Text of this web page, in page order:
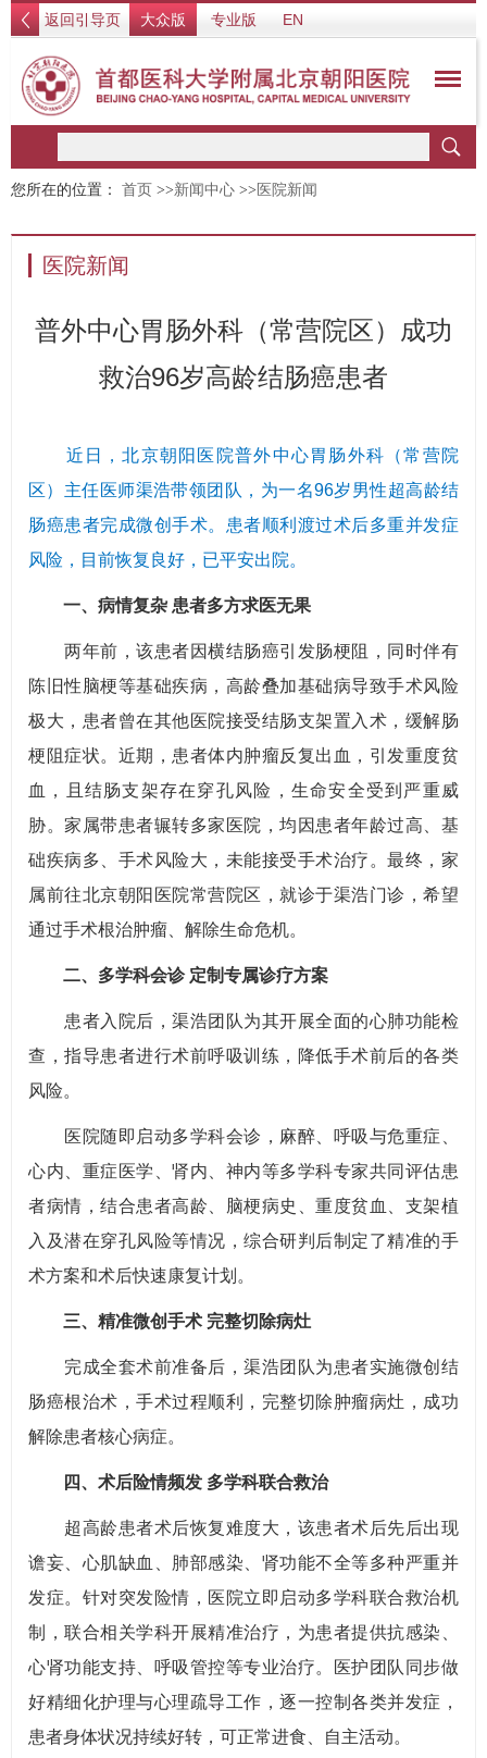
返回引导页 大众版 专业版 EN
您所在的位置： 首页 >>新闻中心 >> 医院新闻
医院新闻
普外中心胃肠外科（常营院区）成功
救治96岁高龄结肠癌患者
近日，北京朝阳医院普外中心胃肠外科（常营院
区）主任医师渠浩带领团队，为一名96岁男性超高龄结
肠癌患者完成微创手术。患者顺利渡过术后多重并发症
风险，目前恢复良好，已平安出院。
一、病情复杂 患者多方求医无果
两年前，该患者因横结肠癌引发肠梗阻，同时伴有
陈旧性脑梗等基础疾病，高龄叠加基础病导致手术风险
极大，患者曾在其他医院接受结肠支架置入术，缓解肠
梗阻症状。近期，患者体内肿瘤反复出血，引发重度贫
血，且结肠支架存在穿孔风险，生命安全受到严重威
胁。家属带患者辗转多家医院，均因患者年龄过高、基
础疾病多、手术风险大，未能接受手术治疗。最终，家
属前往北京朝阳医院常营院区，就诊于渠浩门诊，希望
通过手术根治肿瘤、解除生命危机。
二、多学科会诊 定制专属诊疗方案
患者入院后，渠浩团队为其开展全面的心肺功能检
查，指导患者进行术前呼吸训练，降低手术前后的各类
风险。
医院随即启动多学科会诊，麻醉、呼吸与危重症、
心内、重症医学、肾内、神内等多学科专家共同评估患
者病情，结合患者高龄、脑梗病史、重度贫血、支架植
入及潜在穿孔风险等情况，综合研判后制定了精准的手
术方案和术后快速康复计划。
三、精准微创手术 完整切除病灶
完成全套术前准备后，渠浩团队为患者实施微创结
肠癌根治术，手术过程顺利，完整切除肿瘤病灶，成功
解除患者核心病症。
四、术后险情频发 多学科联合救治
超高龄患者术后恢复难度大，该患者术后先后出现
谵妄、心肌缺血、肺部感染、肾功能不全等多种严重并
发症。针对突发险情，医院立即启动多学科联合救治机
制，联合相关学科开展精准治疗，为患者提供抗感染、
心肾功能支持、呼吸管控等专业治疗。医护团队同步做
好精细化护理与心理疏导工作，逐一控制各类并发症，
患者身体状况持续好转，可正常进食、自主活动。